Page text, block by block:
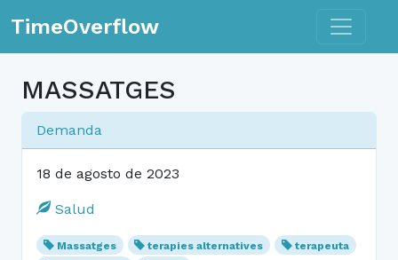
TimeOverflow Toggle
MASSATGES
Demanda
18 de agosto de 2023
Salud
Massatges terapies alternatives
terapeuta